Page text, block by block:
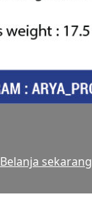
Belanja sekarang